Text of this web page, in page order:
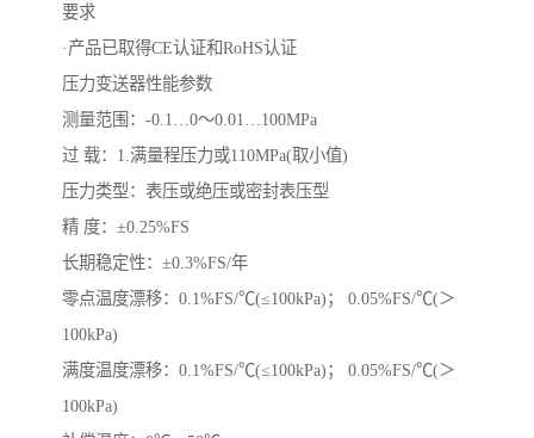
要求
·产品已取得CE认证和RoHS认证
压力变送器性能参数
测量范围：-0.1…0～0.01…100MPa
过 载：1.满量程压力或110MPa(取小值)
压力类型：表压或绝压或密封表压型
精 度：±0.25%FS
长期稳定性：±0.3%FS/年
零点温度漂移：0.1%FS/℃(≤100kPa)； 0.05%FS/℃(＞
100kPa)
满度温度漂移：0.1%FS/℃(≤100kPa)； 0.05%FS/℃(＞
100kPa)